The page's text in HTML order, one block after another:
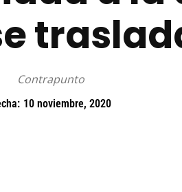
Contrapunto
10 noviembre, 2020